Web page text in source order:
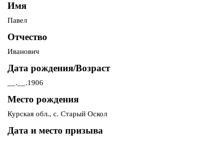
Имя
Павел
Отчество
Иванович
Дата рождения/Возраст
__.__.1906
Место рождения
Курская обл., с. Старый Оскол
Дата и место призыва